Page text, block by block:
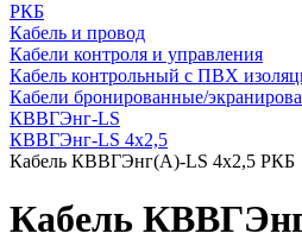
РКБ
Кабель и провод
Кабели контроля и управления
Кабель контрольный с ПВХ
Кабели бронированные/
КВВГЭнг-LS
КВВГЭнг-LS 4х2,5
Кабель КВВГЭнг(А)-LS 4х2,5 РКБ
Кабель